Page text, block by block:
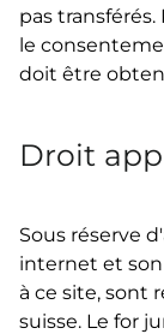
pas
le
doit être
Droit
Sous réserve
internet et son
à ce site, sont
suisse. Le for